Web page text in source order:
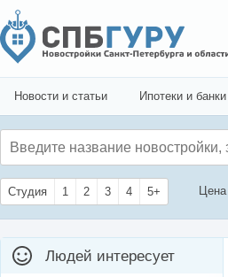
Новости и статьи Ипотеки и банки
Студия 1 2 3 4 5+ Цена
Людей интересует